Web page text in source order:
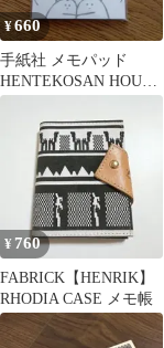
¥660
手紙社 メモパッド
HENTEKOSAN HOUSE
¥ 760
FABRICK【HENRIK】
RHODIA CASE メモ帳